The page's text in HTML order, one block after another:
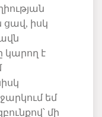
ցավ, իսկ
կարող է
եմ
մի